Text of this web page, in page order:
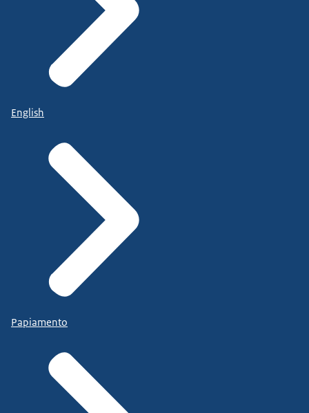
English
Papiamento